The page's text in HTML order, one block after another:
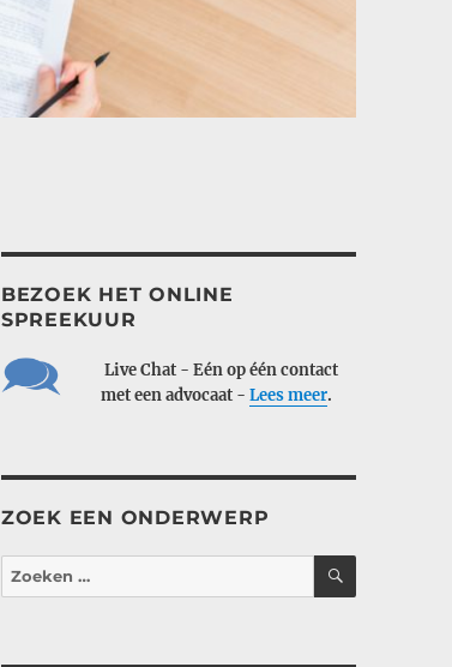
BEZOEK HET ONLINE
SPREEKUUR
Live Chat - Eén op één contact
met een advocaat - Lees meer.
ZOEK EEN ONDERWERP
Zoeken
naar:
ZOEKEN